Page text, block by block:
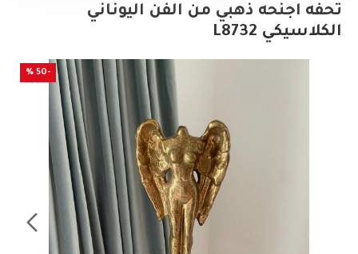
تحفه اجنحه ذهبي من الفن اليوناني
الكلاسيكي L8732
-50 %